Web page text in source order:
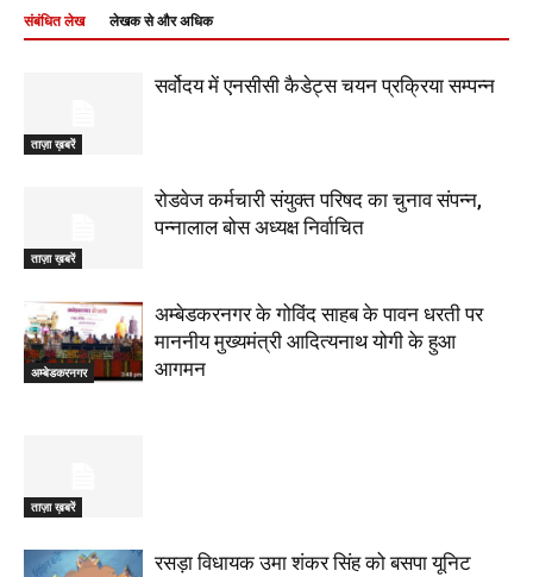
संबंधित लेख लेखक से और अधिक
ताज़ा ख़बरें
सर्वोदय में एनसीसी कैडेट्स चयन प्रक्रिया सम्पन्न
ताज़ा ख़बरें
रोडवेज कर्मचारी संयुक्त परिषद का चुनाव संपन्न,
पन्नालाल बोस अध्यक्ष निर्वाचित
अम्बेडकरनगर
अम्बेडकरनगर के गोविंद साहब के पावन धरती पर
माननीय मुख्यमंत्री आदित्यनाथ योगी के हुआ
आगमन
ताज़ा ख़बरें
रसड़ा विधायक उमा शंकर सिंह को बसपा यूनिट